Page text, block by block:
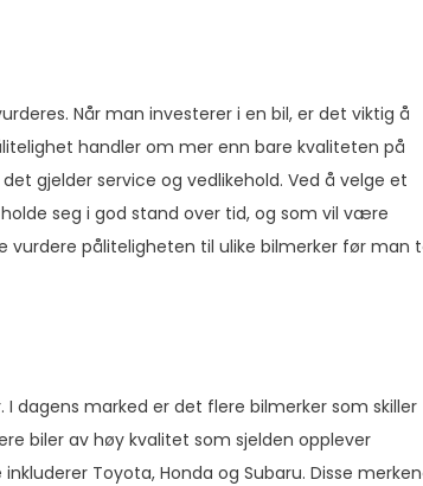
Når man investerer i en bil, er det viktig å
handler om mer enn bare kvaliteten på
gjelder service og vedlikehold. Ved å velge et
seg i god stand over tid, og som vil være
vurdere påliteligheten til ulike bilmerker før man
dagens marked er det flere bilmerker som skiller
biler av høy kvalitet som sjelden opplever
Toyota, Honda og Subaru. Disse